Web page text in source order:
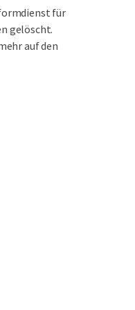
für
gelöscht.
auf den